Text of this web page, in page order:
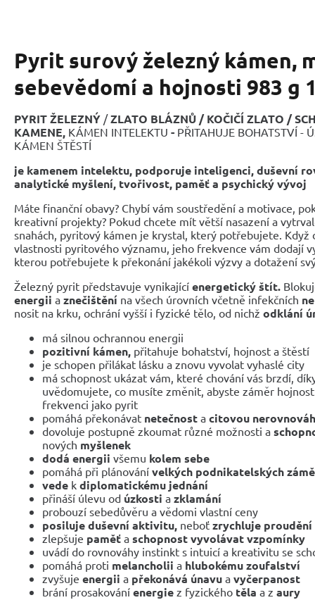
Pyrit surový železný kámen,
sebevědomí a hojnosti 983 g
PYRIT ŽELEZNÝ /ZLATO BLÁZNŮ / KOČIČÍ ZLATO /
KAMENE, KÁMEN INTELEKTU - PŘITAHUJE BOHATSTVÍ -
KÁMEN ŠTĚSTÍ
je kamenem intelektu, podporuje inteligenci, duševní
analytické myšlení, tvořivost, paměť a psychický vývoj
Máte finanční obavy? Chybí vám soustředění a motivace,
kreativní projekty? Pokud chcete mít větší nasazení a
snahách, pyritový kámen je krystal, který potřebujete. Když
vlastnosti pyritového významu, jeho frekvence vám dodají
kterou potřebujete k překonání jakékoli výzvy a dotažení
Železný pyrit představuje vynikající energetický štít.
energii a znečištění na všech úrovních včetně infekčních
nosit na krku, ochrání vyšší i fyzické tělo, od nichž odklání
má silnou ochrannou energii
pozitivní kámen, přitahuje bohatství, hojnost a štěstí
je schopen přilákat lásku a znovu vyvolat vyhaslé city
má schopnost ukázat vám, které chování vás brzdí,
uvědomujete, co musíte změnit, abyste záměr
frekvenci jako pyrit
pomáhá překonávat netečnost a citovou
dovoluje postupně zkoumat různé možnosti a
nových myšlenek
dodá energii všemu kolem sebe
pomáhá při plánování velkých podnikatelských
vede k diplomatickému jednání
přináší úlevu od úzkosti a zklamání
probouzí sebedůvěru a vědomi vlastní ceny
posiluje duševní aktivitu, neboť zrychluje
zlepšuje paměť a schopnost vyvolávat vzpomínky
uvádí do rovnováhy instinkt s intuicí a kreativitu se
pomáhá proti melancholii a hlubokému zoufalství
zvyšuje energii a překonává únavu a vyčerpanost
brání prosakování energie z fyzického těla a z aury